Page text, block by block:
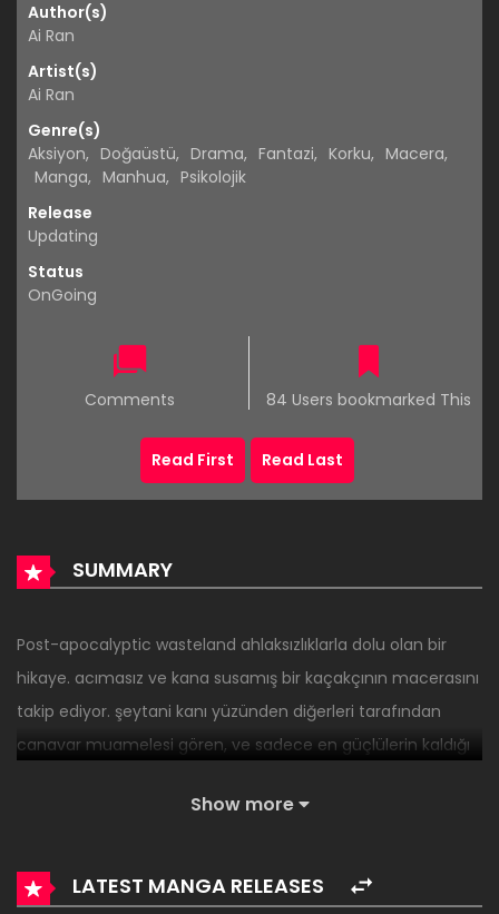
Author(s)
Ai Ran
Artist(s)
Ai Ran
Genre(s)
Aksiyon, Doğaüstü, Drama, Fantazi, Korku, Macera,
Manga, Manhua, Psikolojik
Release
Updating
Status
OnGoing
Comments 84 Users bookmarked This
Read First Read Last
SUMMARY
Post-apocalyptic wasteland ahlaksızlıklarla dolu olan bir
hikaye. acımasız ve kana susamış bir kaçakçının macerasını
takip ediyor. şeytani kanı yüzünden diğerleri tarafından
canavar muamelesi gören, ve sadece en güçlülerin kaldığı
Show more
LATEST MANGA RELEASES